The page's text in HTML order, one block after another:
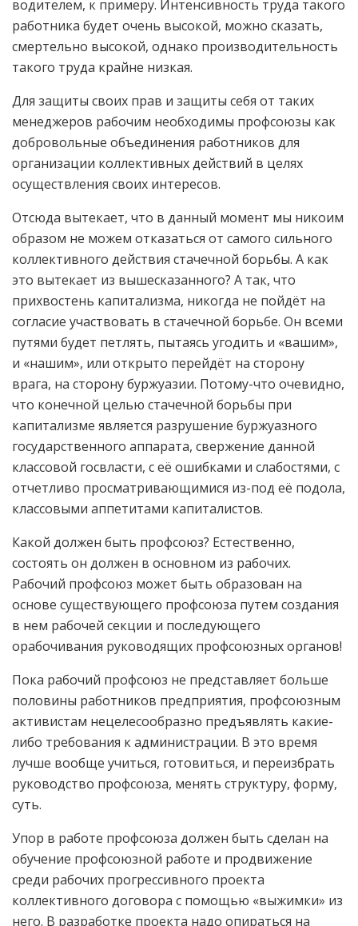
водителем, к примеру. Интенсивность труда такого
работника будет очень высокой, можно сказать,
смертельно высокой, однако производительность
такого труда крайне низкая.
Для защиты своих прав и защиты себя от таких
менеджеров рабочим необходимы профсоюзы как
добровольные объединения работников для
организации коллективных действий в целях
осуществления своих интересов.
Отсюда вытекает, что в данный момент мы никоим
образом не можем отказаться от самого сильного
коллективного действия стачечной борьбы. А как
это вытекает из вышесказанного? А так, что
прихвостень капитализма, никогда не пойдёт на
согласие участвовать в стачечной борьбе. Он всеми
путями будет петлять, пытаясь угодить и «вашим»,
и «нашим», или открыто перейдёт на сторону
врага, на сторону буржуазии. Потому-что очевидно,
что конечной целью стачечной борьбы при
капитализме является разрушение буржуазного
государственного аппарата, свержение данной
классовой госвласти, с её ошибками и слабостями, с
отчетливо просматривающимися из-под её подола,
классовыми аппетитами капиталистов.
Какой должен быть профсоюз? Естественно,
состоять он должен в основном из рабочих.
Рабочий профсоюз может быть образован на
основе существующего профсоюза путем создания
в нем рабочей секции и последующего
орабочивания руководящих профсоюзных органов!
Пока рабочий профсоюз не представляет больше
половины работников предприятия, профсоюзным
активистам нецелесообразно предъявлять какие-
либо требования к администрации. В это время
лучше вообще учиться, готовиться, и переизбрать
руководство профсоюза, менять структуру, форму,
суть.
Упор в работе профсоюза должен быть сделан на
обучение профсоюзной работе и продвижение
среди рабочих прогрессивного проекта
коллективного договора с помощью «выжимки» из
него. В разработке проекта надо опираться на